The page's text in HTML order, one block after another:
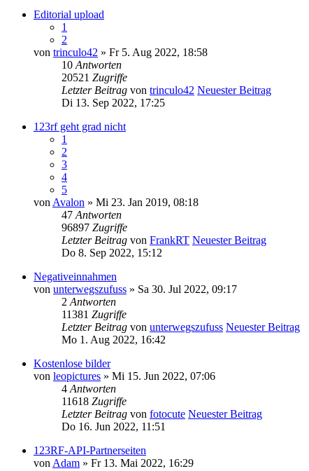
Editorial upload
1
2
von trinculo42 » Fr 5. Aug 2022, 18:58
10 Antworten
20521 Zugriffe
Letzter Beitrag von trinculo42 Neuester Beitrag
Di 13. Sep 2022, 17:25
123rf geht grad nicht
1
2
3
4
5
von Avalon » Mi 23. Jan 2019, 08:18
47 Antworten
96897 Zugriffe
Letzter Beitrag von FrankRT Neuester Beitrag
Do 8. Sep 2022, 15:12
Negativeinnahmen
von unterwegszufuss » Sa 30. Jul 2022, 09:17
2 Antworten
11381 Zugriffe
Letzter Beitrag von unterwegszufuss Neuester Beitrag
Mo 1. Aug 2022, 16:42
Kostenlose bilder
von leopictures » Mi 15. Jun 2022, 07:06
4 Antworten
11618 Zugriffe
Letzter Beitrag von fotocute Neuester Beitrag
Do 16. Jun 2022, 11:51
123RF-API-Partnerseiten
von Adam » Fr 13. Mai 2022, 16:29